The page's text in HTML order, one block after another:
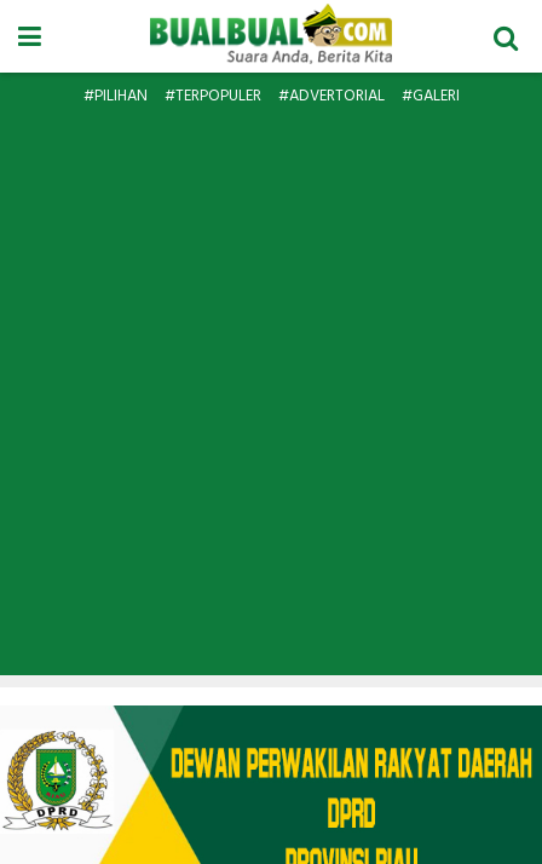
#PILIHAN #TERPOPULER #ADVERTORIAL #GALERI